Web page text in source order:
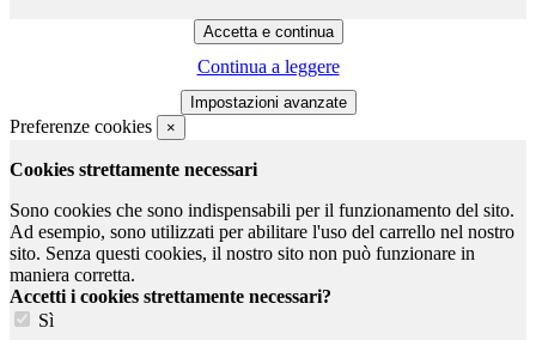
Continua a leggere
Preferenze cookies ×
Cookies strettamente necessari
Sono cookies che sono indispensabili per il funzionamento del sito.
Ad esempio, sono utilizzati per abilitare l'uso del carrello nel nostro
sito. Senza questi cookies, il nostro sito non può funzionare in
maniera corretta.
Accetti i cookies strettamente necessari?
Sì